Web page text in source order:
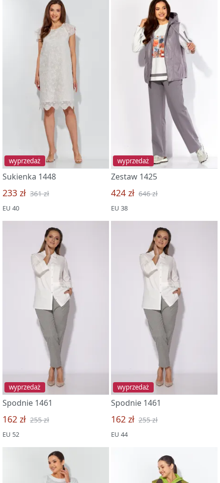
wyprzedaż
Sukienka 1448
233 zł 361 zł
EU 40
wyprzedaż
Zestaw 1425
424 zł 646 zł
EU 38
wyprzedaż
Spodnie 1461
162 zł 255 zł
EU 52
wyprzedaż
Spodnie 1461
162 zł 255 zł
EU 44